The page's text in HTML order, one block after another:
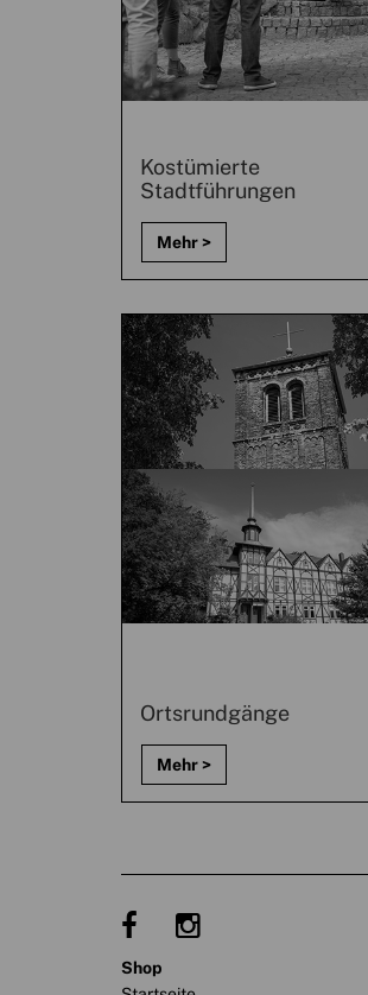
Kostümierte
Stadtführungen
Ortsrundgänge
shop